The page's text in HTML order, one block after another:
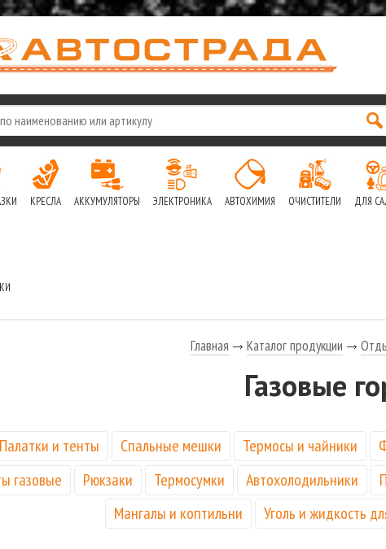
КРЕСЛА АККУМУЛЯТОРЫ ЭЛЕКТРОНИКА АВТОХИМИЯ ОЧИСТИТЕЛИ ДЛЯ
Главная Каталог продукции
Газовые
Палатки и тенты Спальные мешки Термосы и чайники
газовые Рюкзаки Термосумки Автохолодильники
Мангалы и коптильни
Уголь и жидкость